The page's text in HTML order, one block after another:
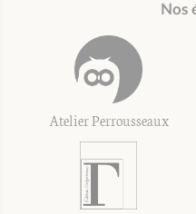
Nos
Atelier Perrousseaux